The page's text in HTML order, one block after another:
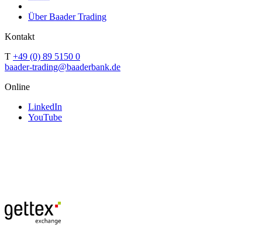
Über Baader Trading
Kontakt
T +49 (0) 89 5150 0
baader-trading@baaderbank.de
Online
LinkedIn
YouTube